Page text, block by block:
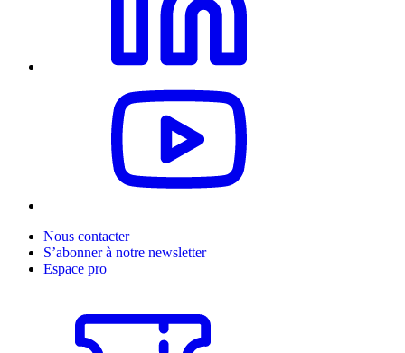
Nous contacter
S’abonner à notre newsletter
Espace pro